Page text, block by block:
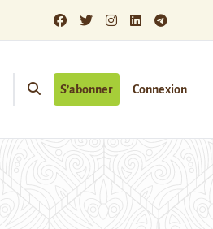
S’abonner Connexion